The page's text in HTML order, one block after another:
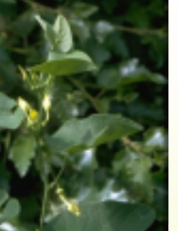
Pijpbloem
Aristolochia clematitis